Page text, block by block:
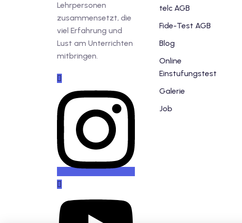
Lehrpersonen
zusammensetzt, die
viel Erfahrung und
Lust am Unterrichten
mitbringen.
telc AGB
Fide-Test AGB
Blog
Online
Einstufungstest
Galerie
Job